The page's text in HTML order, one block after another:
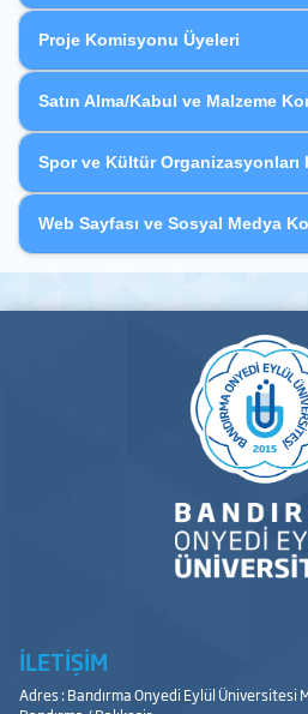
Proje Komisyonu Üyeleri
Satın Alma/Kabul ve Malzeme
Spor ve Kültür Organizasyonları
Web Sayfası ve Sosyal Medya
İLETİŞİM
Adres : Bandırma Onyedi Eylül Üniversitesi